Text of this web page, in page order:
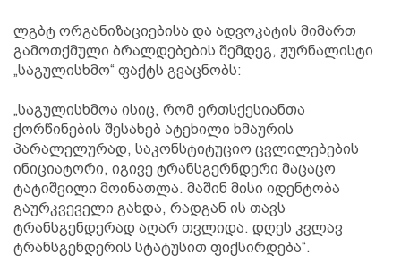
ლგბტ ორგანიზაციებისა და ადვოკატის მიმართ
გამოთქმული ბრალდებების შემდეგ, ჟურნალისტი
„საგულისხმო“ ფაქტს გვაცნობს:
„საგულისხმოა ისიც, რომ ერთსქესიანთა
ქორწინების შესახებ ატეხილი ხმაურის
პარალელურად, საკონსტიტუციო ცვლილებების
ინიციატორი, იგივე ტრანსგერნდერი მაცაცო
ტატიშვილი მოინათლა. მაშინ მისი იდენტობა
გაურკვეველი გახდა, რადგან ის თავს
ტრანსგენდერად აღარ თვლიდა. დღეს კვლავ
ტრანსგენდერის სტატუსით ფიქსირდება“.